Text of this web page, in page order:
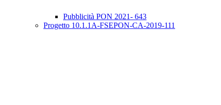
Pubblicità PON 2021- 643
Progetto 10.1.1A-FSEPON-CA-2019-111